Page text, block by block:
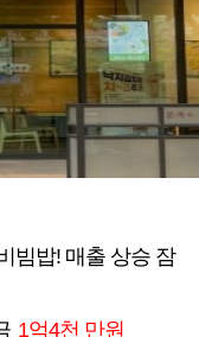
빔밥! 매출 상승 잠
1억4천 만원